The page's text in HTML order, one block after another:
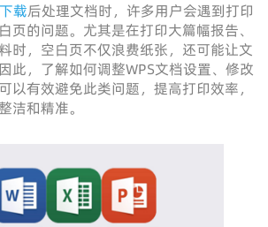
载后处理文档时，许多用户会遇到打印
页的问题。尤其是在打印大篇幅报告、
时，空白页不仅浪费纸张，还可能让文
此，了解如何调整WPS文档设置、修改
以有效避免此类问题，提高打印效率，
洁和精准。